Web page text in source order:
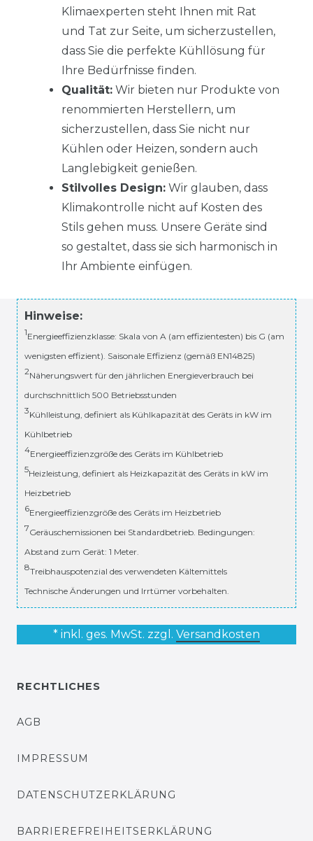
Klimaexperten steht Ihnen mit Rat
und Tat zur Seite, um sicherzustellen,
dass Sie die perfekte Kühllösung für
Ihre Bedürfnisse finden.
Qualität: Wir bieten nur Produkte von
renommierten Herstellern, um
sicherzustellen, dass Sie nicht nur
Kühlen oder Heizen, sondern auch
Langlebigkeit genießen.
Stilvolles Design: Wir glauben, dass
Klimakontrolle nicht auf Kosten des
Stils gehen muss. Unsere Geräte sind
so gestaltet, dass sie sich harmonisch in
Ihr Ambiente einfügen.
Hinweise:
1Energieeffizienzklasse: Skala von A (am effizientesten) bis G (am
wenigsten effizient). Saisonale Effizienz (gemäß EN14825)
2Näherungswert für den jährlichen Energieverbrauch bei
durchschnittlich 500 Betriebsstunden
3Kühlleistung, definiert als Kühlkapazität des Geräts in kW im
Kühlbetrieb
4Energieeffizienzgröße des Geräts im Kühlbetrieb
5Heizleistung, definiert als Heizkapazität des Geräts in kW im
Heizbetrieb
6Energieeffizienzgröße des Geräts im Heizbetrieb
7Geräuschemissionen bei Standardbetrieb. Bedingungen:
Abstand zum Gerät: 1 Meter.
8Treibhauspotenzial des verwendeten Kältemittels
Technische Änderungen und Irrtümer vorbehalten.
* inkl. ges. MwSt. zzgl. Versandkosten
RECHTLICHES
AGB
IMPRESSUM
DATENSCHUTZERKLÄRUNG
BARRIEREFREIHEITSERKLÄRUNG